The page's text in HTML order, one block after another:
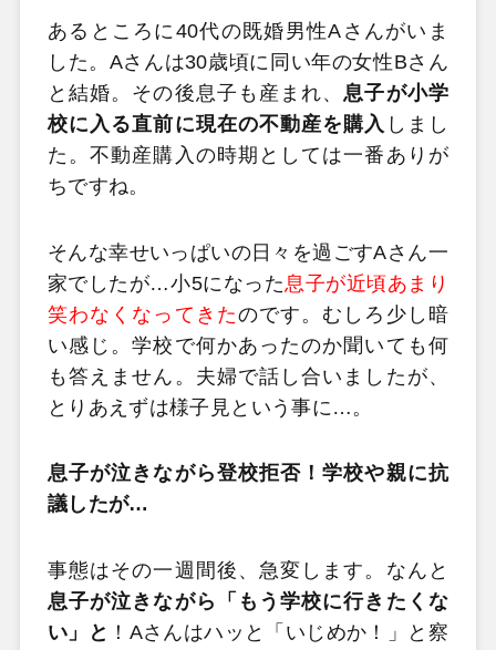
あるところに40代の既婚男性Aさんがいま
した。Aさんは30歳頃に同い年の女性Bさん
と結婚。その後息子も産まれ、息子が小学
校に入る直前に現在の不動産を購入 しまし
た。不動産購入の時期としては一番ありが
ちですね。
そんな幸せいっぱいの日々を過ごすAさん一
家でしたが…小5になった息子が近頃あまり
笑わなくなってきたのです。むしろ少し暗
い感じ。学校で何かあったのか聞いても何
も答えません。夫婦で話し合いましたが、
とりあえずは様子見という事に…。
息子が泣きながら登校拒否！学校や親に抗
議したが…
事態はその一週間後、急変します。なんと
息子が泣きながら「もう学校に行きたくな
い」と ！Aさんはハッと「いじめか！」と察